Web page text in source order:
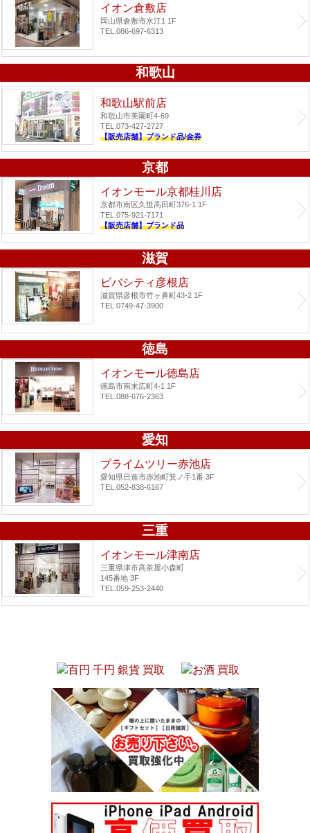
イオン倉敷店
岡山県倉敷市水江1 1F
TEL.086-697-6313
和歌山
和歌山駅前店
和歌山市美園町4-69
TEL.073-427-2727
【販売店舗】ブランド品/金券
京都
イオンモール京都桂川店
京都市南区久世高田町376-1 1F
TEL.075-921-7171
【販売店舗】ブランド品
滋賀
ビバシティ彦根店
滋賀県彦根市竹ヶ鼻町43-2 1F
TEL.0749-47-3900
徳島
イオンモール徳島店
徳島市南末広町4-1 1F
TEL.088-676-2363
愛知
プライムツリー赤池店
愛知県日進市赤池町箕ノ手1番 3F
TEL.052-838-6167
三重
イオンモール津南店
三重県津市高茶屋小森町
145番地 3F
TEL.059-253-2440